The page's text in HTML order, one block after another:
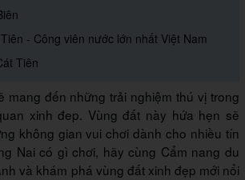
- Công viên nước lớn nhất Việt Nam
Tiên
mang đến những trải nghiệm thú vị trong
xinh đep. Vùng đất này hứa hẹn sẽ
không gian vui chơi dành cho nhiều tín
Nai có gì chơi, hãy cùng Cẩm nang du
và khám phá vùng đất xinh đẹp mới nổi